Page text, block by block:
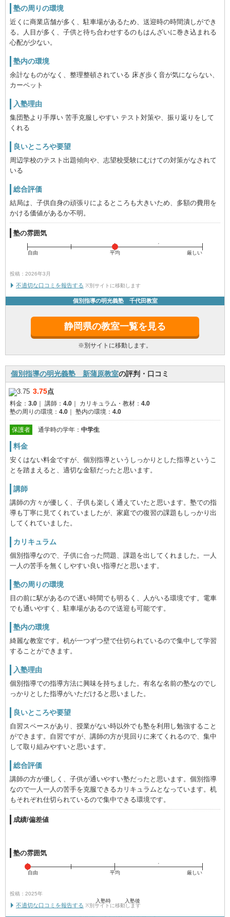
塾の周りの環境
近くに商業店舗が多く、駐車場があるため、送迎時の時間潰しができ
る。人目が多く、子供と待ち合わせするのもはんざいに巻き込まれる
心配が少ない。
塾内の環境
余計なものがなく、整理整頓されている 床ぎ歩く音が気にならない、
カーペット
入塾理由
集団塾より手厚い 苦手克服しやすい テスト対策や、振り返りをして
くれる
良いところや要望
周辺学校のテスト出題傾向や、志望校受験にむけての対策がなされて
いる
総合評価
結局は、子供自身の頑張りによるところも大きいため、多額の費用を
かける価値があるか不明。
塾の雰囲気
自由 平均 厳しい
投稿：2026年3月
不適切な口コミを報告する ※別サイトに移動します
個別指導の明光義塾 千代田教室
静岡県の教室一覧を見る
※別サイトに移動します。
個別指導の明光義塾 新蒲原教室の評判・口コミ
3.75点
料金： 3.0 講師： 4.0 カリキュラム・教材： 4.0
塾の周りの環境： 4.0 塾内の環境： 4.0
保護者 通学時の学年： 中学生
料金
安くはない料金ですが、個別指導というしっかりとした指導というこ
とを踏まえると、適切な金額だったと思います。
講師
講師の方々が優しく、子供も楽しく通えていたと思います。塾での指
導も丁寧に見てくれていましたが、家庭での復習の課題もしっかり出
してくれていました。
カリキュラム
個別指導なので、子供に合った問題、課題を出してくれました。一人
一人の苦手を無くしやすい良い指導だと思います。
塾の周りの環境
目の前に駅があるので遅い時間でも明るく、人がいる環境です。電車
でも通いやすく、駐車場があるので送迎も可能です。
塾内の環境
綺麗な教室です。机が一つずつ壁で仕切られているので集中して学習
することができます。
入塾理由
個別指導での指導方法に興味を持ちました。有名な名前の塾なのでし
っかりとした指導がいただけると思いました。
良いところや要望
自習スペースがあり、授業がない時以外でも塾を利用し勉強すること
ができます。自習ですが、講師の方が見回りに来てくれるので、集中
して取り組みやすいと思います。
総合評価
講師の方が優しく、子供が通いやすい塾だったと思います。個別指導
なので一人一人の苦手を克服できるカリキュラムとなっています。机
もそれぞれ仕切られているので集中できる環境です。
成績/偏差値
入塾時 入塾後
塾の雰囲気
自由 平均 厳しい
投稿：2025年
不適切な口コミを報告する ※別サイトに移動します